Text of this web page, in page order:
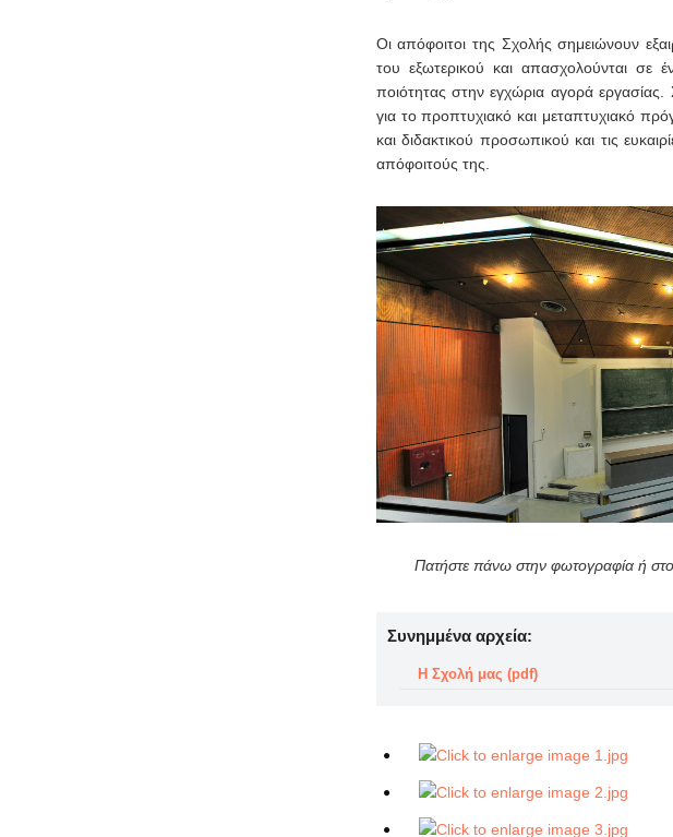
Οι απόφοιτοι της Σχολής σημειώνουν
του εξωτερικού και απασχολούνται σε
ποιότητας στην εγχώρια αγορά εργασίας.
για το προπτυχιακό και μεταπτυχιακό
και διδακτικού προσωπικού και τις
απόφοιτούς της.
Πατήστε πάνω στην φωτογραφία ή στο
Συνημμένα αρχεία:
Η Σχολή μας (pdf)